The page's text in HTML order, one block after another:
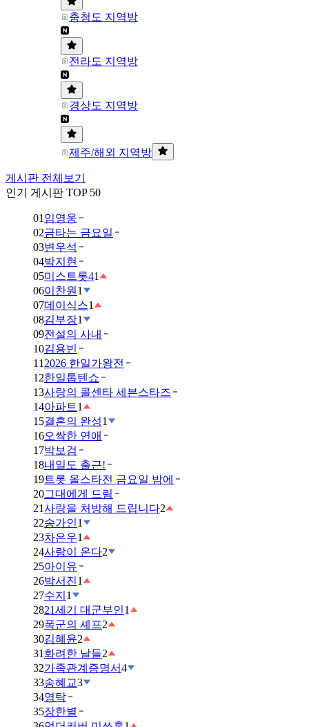
충청도 지역방
전라도 지역방
경상도 지역방
제주/해외 지역방
게시판 전체보기
인기 게시판 TOP 50
01 임영웅
02금타는 금요일
03변우석
04박지현
05미스트롯41
06이찬원 1
07데이식스1
08김부장1
09전설의 사내
10김용빈
11 2026 한일가왕전
12한일톱텐쇼
13사랑의 콜센타 세븐스타즈
14아파트1
15결혼의 완성1
16오싹한 연애
17박보검
18내일도 출근!
19트롯 올스타전 금요일 밤에
20그대에게 드림
21사랑을 처방해 드립니다2
22송가인1
23차은우1
24사랑이 온다2
25아이유
26박서진1
27수지 1
2821세기 대군부인1
29폭군의 셰프2
30김혜윤2
31 화려한 날들2
32가족관계증명서4
33송혜교3
34영탁
35장한별